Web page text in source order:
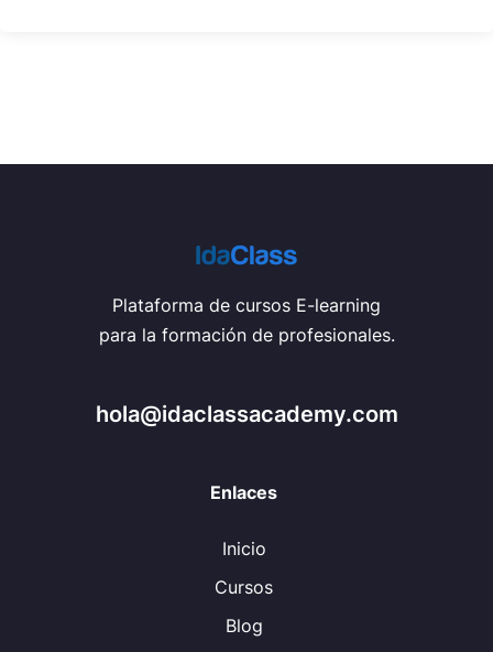
Plataforma de cursos E-learning
para la formación de profesionales.
hola@idaclassacademy.com
Enlaces
Inicio
Cursos
Blog